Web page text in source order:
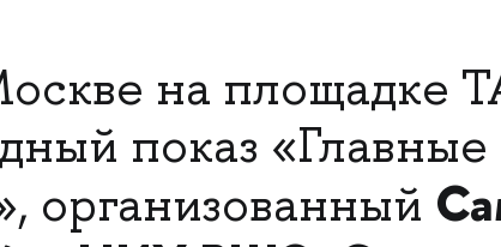
на площадке
показ «Главные
организованный